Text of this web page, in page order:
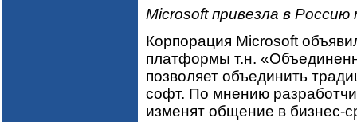
Microsoft привезла в
Корпорация Microsoft
платформы т.н.
позволяет объединить
софт. По мнению
изменят общение в бизнес-